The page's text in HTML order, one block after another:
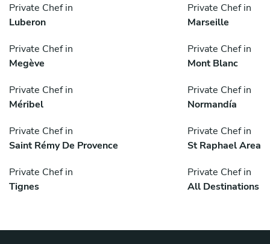
Private Chef in
Luberon
Private Chef in
Marseille
Private Chef in
Megève
Private Chef in
Mont Blanc
Private Chef in
Méribel
Private Chef in
Normandía
Private Chef in
Saint Rémy De Provence
Private Chef in
St Raphael Area
Private Chef in
Tignes
Private Chef in
All Destinations